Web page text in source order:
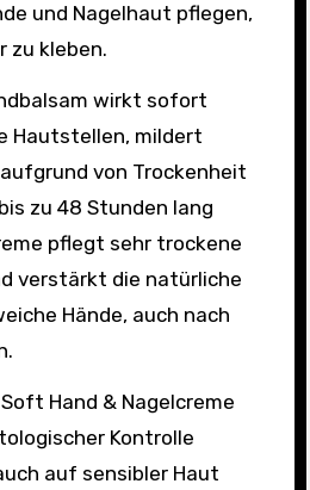
und Nagelhaut pflegen,
zu kleben.
wirkt sofort
Hautstellen, mildert
von Trockenheit
zu 48 Stunden lang
pflegt sehr trockene
verstärkt die natürliche
Hände, auch nach
Hand & Nagelcreme
Kontrolle
auf sensibler Haut